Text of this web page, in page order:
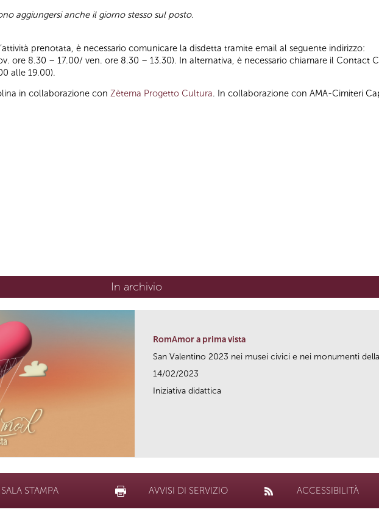
aggiungersi anche il giorno stesso sul posto.
prenotata, è necessario comunicare la disdetta tramite email al seguente indirizzo:
ore 8.30 – 17.00/ ven. ore 8.30 – 13.30). In alternativa, è necessario chiamare il Contact
alle 19.00).
in collaborazione con Zètema Progetto Cultura. In collaborazione con AMA-Cimiteri
In archivio
RomAmor a prima vista
San Valentino 2023 nei musei civici e nei monumenti
14/02/2023
Iniziativa didattica
SALA STAMPA AVVISI DI SERVIZIO ACCESSIBILITÀ